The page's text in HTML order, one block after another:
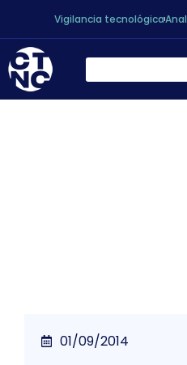
Vigilancia tecnológica
01/09/2014